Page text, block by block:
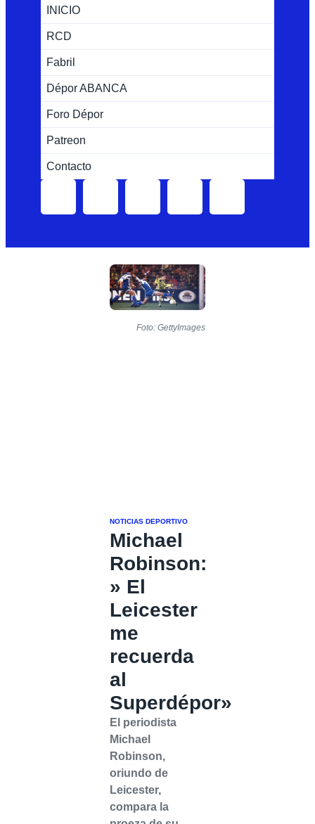
INICIO
RCD
Fabril
Dépor ABANCA
Foro Dépor
Patreon
Contacto
Foto: GettyImages
NOTICIAS DEPORTIVO
Michael
Robinson:
» El
Leicester
me
recuerda
al
Superdépor»
El periodista
Michael
Robinson,
oriundo de
Leicester,
compara la